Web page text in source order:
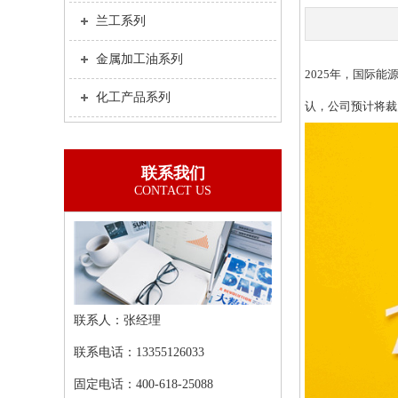
兰工系列
金属加工油系列
化工产品系列
联系我们
CONTACT US
联系人：张经理
联系电话：13355126033
固定电话：400-618-25088
2025年，国际能
认，公司预计将